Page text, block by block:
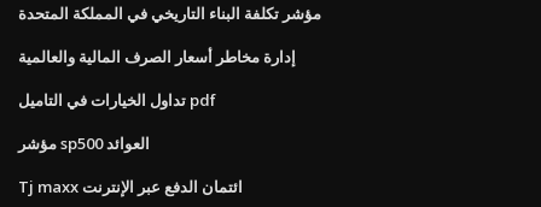
مؤشر تكلفة البناء التاريخي في المملكة المتحدة
إدارة مخاطر أسعار الصرف المالية والعالمية
تداول الخيارات في التاميل pdf
مؤشر sp500 العوائد
Tj maxx ائتمان الدفع عبر الإنترنت